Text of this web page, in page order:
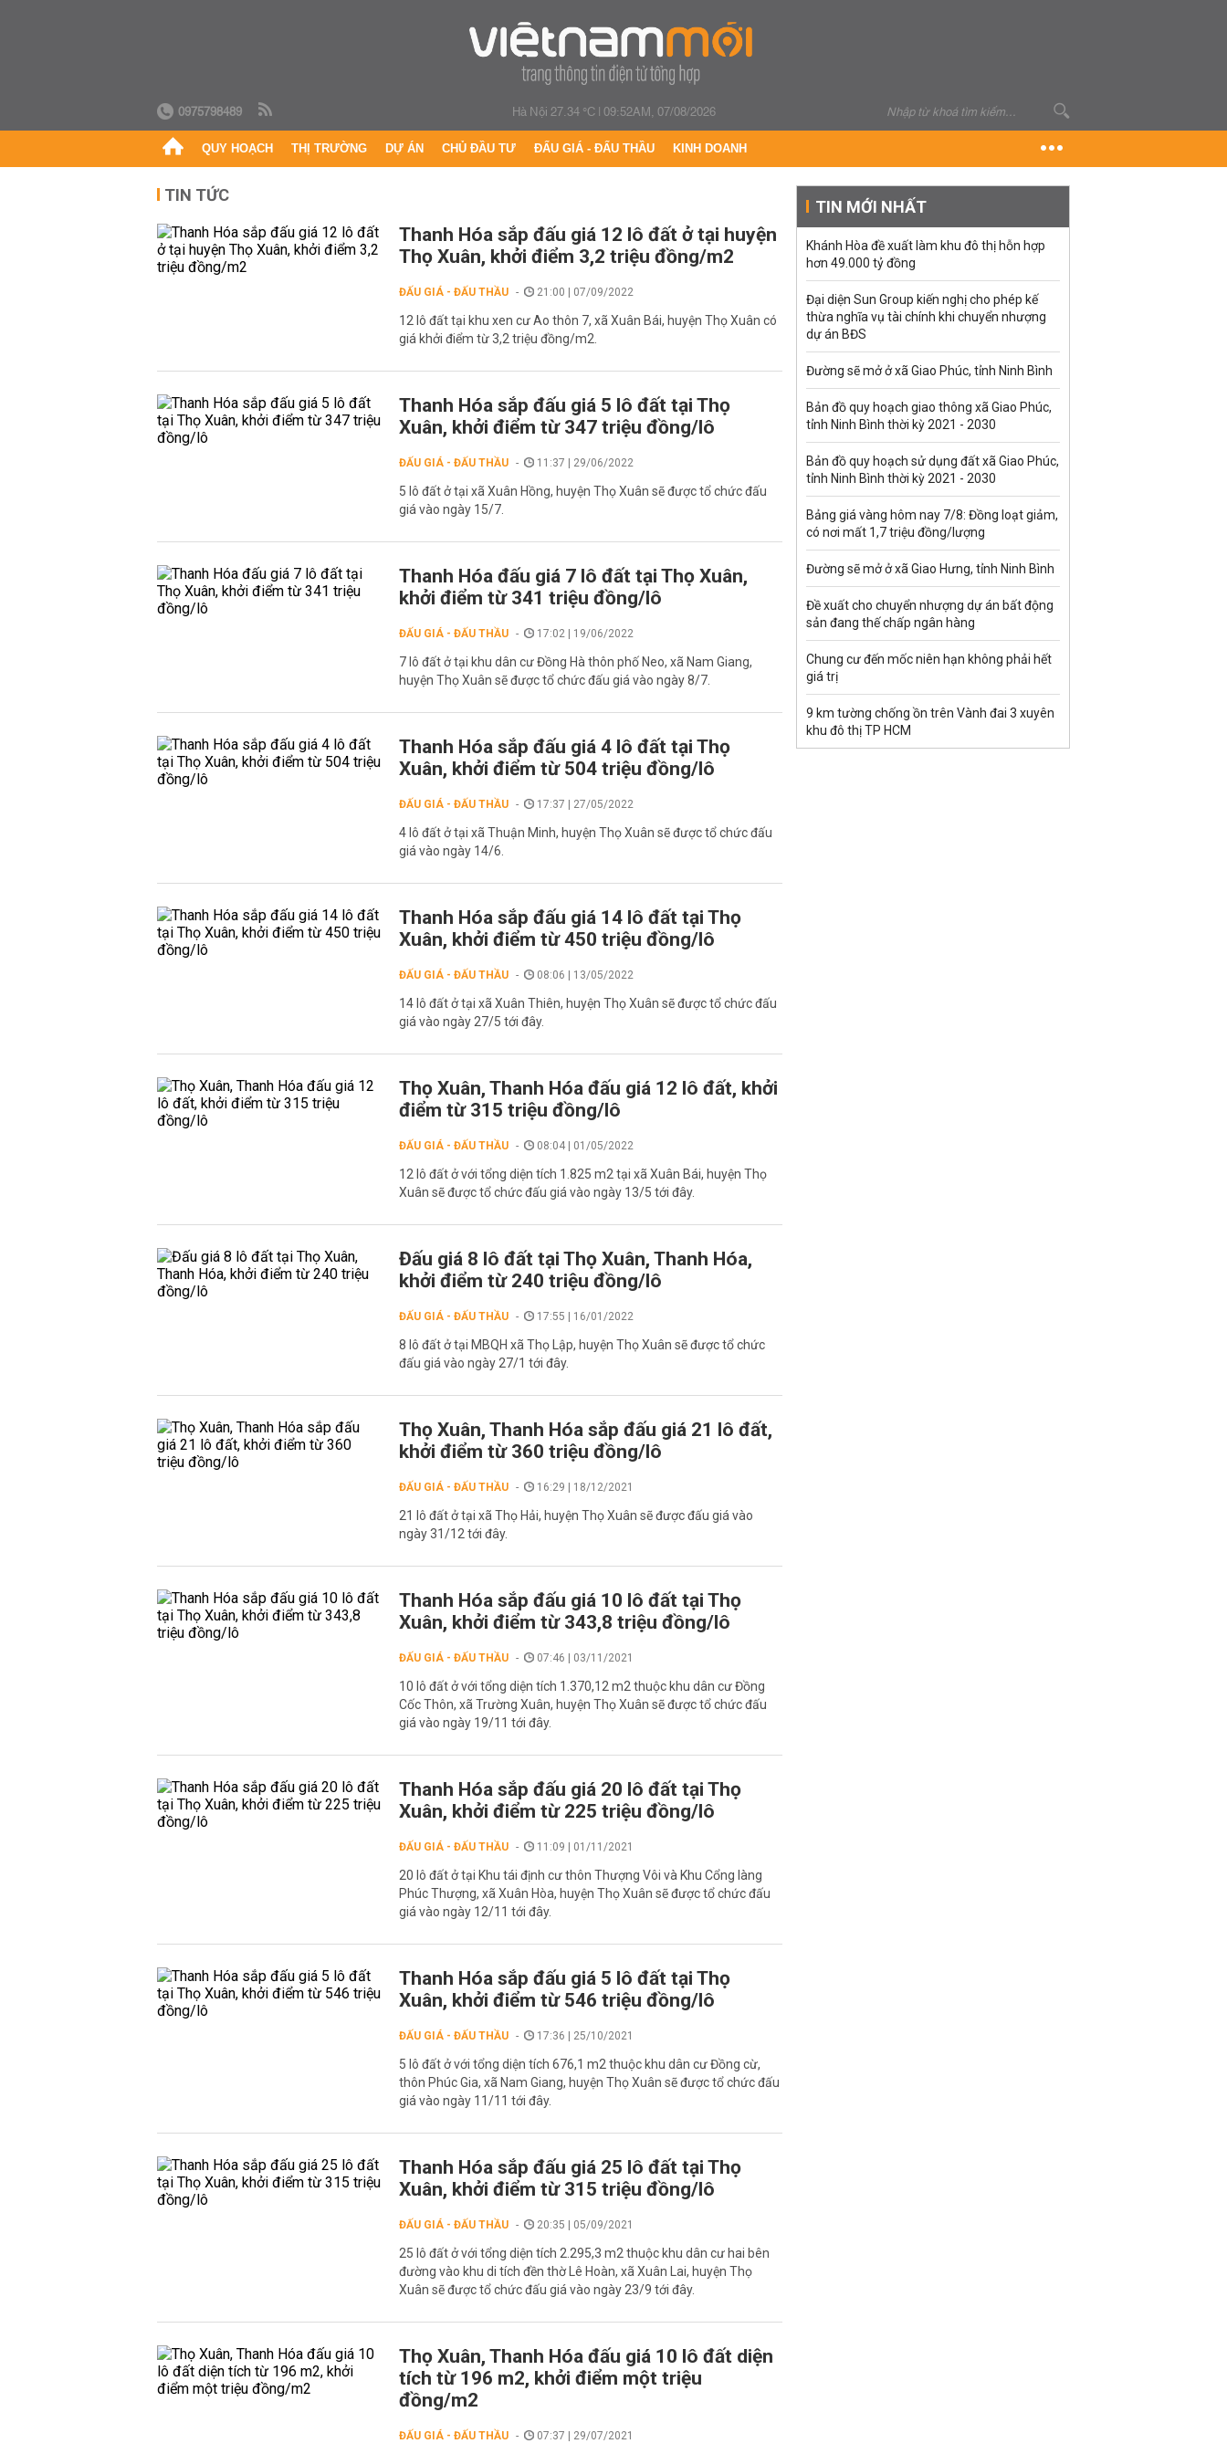
0975798489 Hà Nội 27.34 °C|09:52AM, 07/08/2026
QUY HOẠCH THỊ TRƯỜNG DỰ ÁN CHỦ ĐẦU TƯ ĐẤU GIÁ - ĐẤU THẦU KINH DOANH
TIN TỨC
Thanh Hóa sắp đấu giá 12 lô đất ở tại huyện
Thọ Xuân, khởi điểm 3,2 triệu đồng/m2
ĐẤU GIÁ - ĐẤU THẦU 21:00 | 07/09/2022
12 lô đất tại khu xen cư Ao thôn 7, xã Xuân Bái, huyện Thọ Xuân có
giá khởi điểm từ 3,2 triệu đồng/m2.
Thanh Hóa sắp đấu giá 5 lô đất tại Thọ
Xuân, khởi điểm từ 347 triệu đồng/lô
ĐẤU GIÁ - ĐẤU THẦU 11:37 | 29/06/2022
5 lô đất ở tại xã Xuân Hồng, huyện Thọ Xuân sẽ được tổ chức đấu
giá vào ngày 15/7.
Thanh Hóa đấu giá 7 lô đất tại Thọ Xuân,
khởi điểm từ 341 triệu đồng/lô
ĐẤU GIÁ - ĐẤU THẦU 17:02 | 19/06/2022
7 lô đất ở tại khu dân cư Đồng Hà thôn phố Neo, xã Nam Giang,
huyện Thọ Xuân sẽ được tổ chức đấu giá vào ngày 8/7.
Thanh Hóa sắp đấu giá 4 lô đất tại Thọ
Xuân, khởi điểm từ 504 triệu đồng/lô
ĐẤU GIÁ - ĐẤU THẦU 17:37 | 27/05/2022
4 lô đất ở tại xã Thuận Minh, huyện Thọ Xuân sẽ được tổ chức đấu
giá vào ngày 14/6.
Thanh Hóa sắp đấu giá 14 lô đất tại Thọ
Xuân, khởi điểm từ 450 triệu đồng/lô
ĐẤU GIÁ - ĐẤU THẦU 08:06 | 13/05/2022
14 lô đất ở tại xã Xuân Thiên, huyện Thọ Xuân sẽ được tổ chức đấu
giá vào ngày 27/5 tới đây.
Thọ Xuân, Thanh Hóa đấu giá 12 lô đất, khởi
điểm từ 315 triệu đồng/lô
ĐẤU GIÁ - ĐẤU THẦU 08:04 | 01/05/2022
12 lô đất ở với tổng diện tích 1.825 m2 tại xã Xuân Bái, huyện Thọ
Xuân sẽ được tổ chức đấu giá vào ngày 13/5 tới đây.
Đấu giá 8 lô đất tại Thọ Xuân, Thanh Hóa,
khởi điểm từ 240 triệu đồng/lô
ĐẤU GIÁ - ĐẤU THẦU 17:55 | 16/01/2022
8 lô đất ở tại MBQH xã Thọ Lập, huyện Thọ Xuân sẽ được tổ chức
đấu giá vào ngày 27/1 tới đây.
Thọ Xuân, Thanh Hóa sắp đấu giá 21 lô đất,
khởi điểm từ 360 triệu đồng/lô
ĐẤU GIÁ - ĐẤU THẦU 16:29 | 18/12/2021
21 lô đất ở tại xã Thọ Hải, huyện Thọ Xuân sẽ được đấu giá vào
ngày 31/12 tới đây.
Thanh Hóa sắp đấu giá 10 lô đất tại Thọ
Xuân, khởi điểm từ 343,8 triệu đồng/lô
ĐẤU GIÁ - ĐẤU THẦU 07:46 | 03/11/2021
10 lô đất ở với tổng diện tích 1.370,12 m2 thuộc khu dân cư Đồng
Cốc Thôn, xã Trường Xuân, huyện Thọ Xuân sẽ được tổ chức đấu
giá vào ngày 19/11 tới đây.
Thanh Hóa sắp đấu giá 20 lô đất tại Thọ
Xuân, khởi điểm từ 225 triệu đồng/lô
ĐẤU GIÁ - ĐẤU THẦU 11:09 | 01/11/2021
20 lô đất ở tại Khu tái định cư thôn Thượng Vôi và Khu Cổng làng
Phúc Thượng, xã Xuân Hòa, huyện Thọ Xuân sẽ được tổ chức đấu
giá vào ngày 12/11 tới đây.
Thanh Hóa sắp đấu giá 5 lô đất tại Thọ
Xuân, khởi điểm từ 546 triệu đồng/lô
ĐẤU GIÁ - ĐẤU THẦU 17:36 | 25/10/2021
5 lô đất ở với tổng diện tích 676,1 m2 thuộc khu dân cư Đồng cừ,
thôn Phúc Gia, xã Nam Giang, huyện Thọ Xuân sẽ được tổ chức đấu
giá vào ngày 11/11 tới đây.
Thanh Hóa sắp đấu giá 25 lô đất tại Thọ
Xuân, khởi điểm từ 315 triệu đồng/lô
ĐẤU GIÁ - ĐẤU THẦU 20:35 | 05/09/2021
25 lô đất ở với tổng diện tích 2.295,3 m2 thuộc khu dân cư hai bên
đường vào khu di tích đền thờ Lê Hoàn, xã Xuân Lai, huyện Thọ
Xuân sẽ được tổ chức đấu giá vào ngày 23/9 tới đây.
Thọ Xuân, Thanh Hóa đấu giá 10 lô đất diện
tích từ 196 m2, khởi điểm một triệu
đồng/m2
ĐẤU GIÁ - ĐẤU THẦU 07:37 | 29/07/2021
TIN MỚI NHẤT
Khánh Hòa đề xuất làm khu đô thị hỗn hợp
hơn 49.000 tỷ đồng
Đại diện Sun Group kiến nghị cho phép kế
thừa nghĩa vụ tài chính khi chuyển nhượng
dự án BĐS
Đường sẽ mở ở xã Giao Phúc, tỉnh Ninh Bình
Bản đồ quy hoạch giao thông xã Giao Phúc,
tỉnh Ninh Bình thời kỳ 2021 - 2030
Bản đồ quy hoạch sử dụng đất xã Giao Phúc,
tỉnh Ninh Bình thời kỳ 2021 - 2030
Bảng giá vàng hôm nay 7/8: Đồng loạt giảm,
có nơi mất 1,7 triệu đồng/lượng
Đường sẽ mở ở xã Giao Hưng, tỉnh Ninh Bình
Đề xuất cho chuyển nhượng dự án bất động
sản đang thế chấp ngân hàng
Chung cư đến mốc niên hạn không phải hết
giá trị
9 km tường chống ồn trên Vành đai 3 xuyên
khu đô thị TP HCM